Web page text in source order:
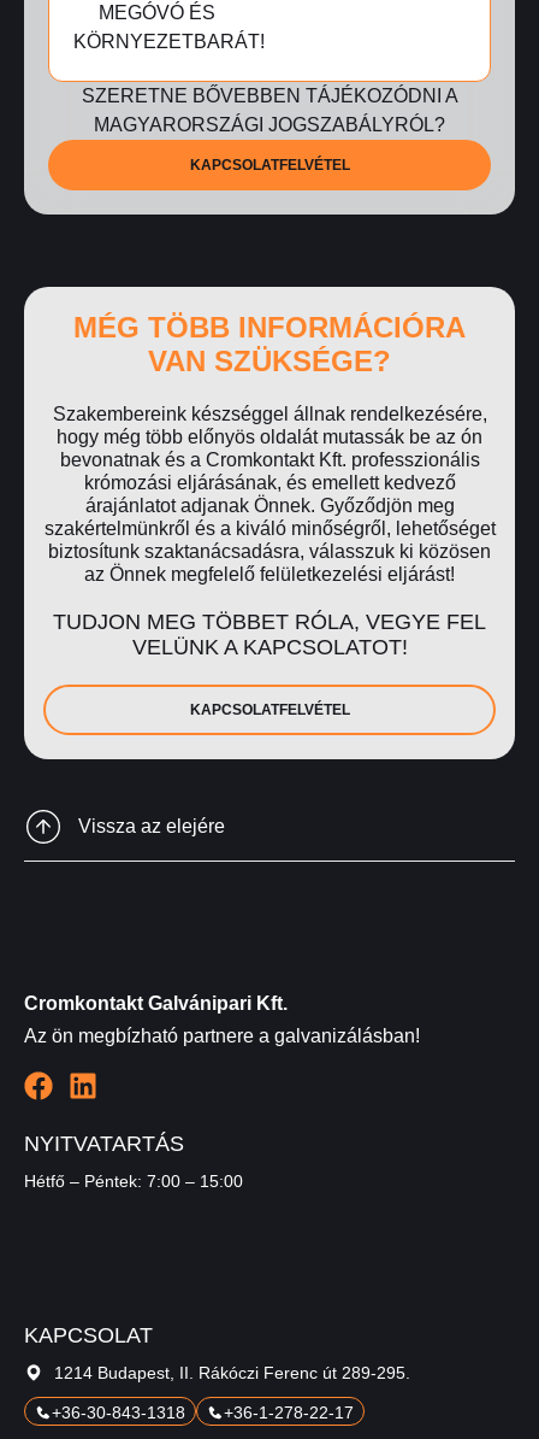
MEGÓVÓ ÉS
KÖRNYEZETBARÁT!
SZERETNE BŐVEBBEN TÁJÉKOZÓDNI A
MAGYARORSZÁGI JOGSZABÁLYRÓL?
KAPCSOLATFELVÉTEL
MÉG TÖBB INFORMÁCIÓRA
VAN SZÜKSÉGE?
Szakembereink készséggel állnak rendelkezésére,
hogy még több előnyös oldalát mutassák be az ón
bevonatnak és a Cromkontakt Kft. professzionális
krómozási eljárásának, és emellett kedvező
árajánlatot adjanak Önnek. Győződjön meg
szakértelmünkről és a kiváló minőségről, lehetőséget
biztosítunk szaktanácsadásra, válasszuk ki közösen
az Önnek megfelelő felületkezelési eljárást!
TUDJON MEG TÖBBET RÓLA, VEGYE FEL
VELÜNK A KAPCSOLATOT!
KAPCSOLATFELVÉTEL
Vissza az elejére
Cromkontakt Galvánipari Kft.
Az ön megbízható partnere a galvanizálásban!
NYITVATARTÁS
Hétfő – Péntek: 7:00 – 15:00
KAPCSOLAT
1214 Budapest, II. Rákóczi Ferenc út 289-295.
+36-30-843-1318 +36-1-278-22-17